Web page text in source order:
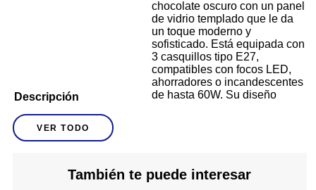
Descripción
chocolate oscuro con un panel
de vidrio templado que le da
un toque moderno y
sofisticado. Está equipada con
3 casquillos tipo E27,
compatibles con focos LED,
ahorradores o incandescentes
de hasta 60W. Su diseño
El vidrio no solo embellece,
sino que también proporciona
VER TODO
También te puede interesar